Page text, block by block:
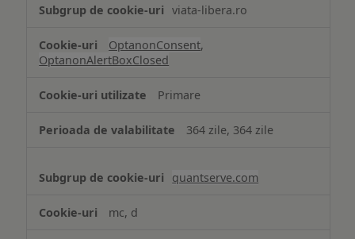
viata-libera.ro
OptanonConsent,
OptanonAlertBoxClosed
Primare
364 zile, 364 zile
quantserve.com
mc, d